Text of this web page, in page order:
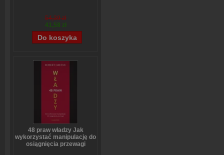
54,39 zł
41,58 zł
48 praw władzy Jak
wykorzystać manipulację do
osiągnięcia przewagi